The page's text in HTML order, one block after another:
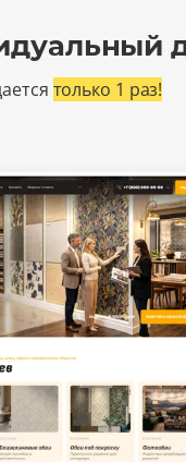
только 1 раз!